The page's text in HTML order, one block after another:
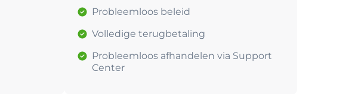
Probleemloos beleid
Volledige terugbetaling
Probleemloos afhandelen via Support
Center